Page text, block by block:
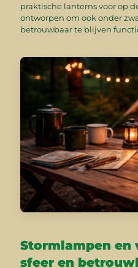
praktische lanterns voor op
ontworpen om ook onder
betrouwbaar te blijven
Stormlampen
sfeer en